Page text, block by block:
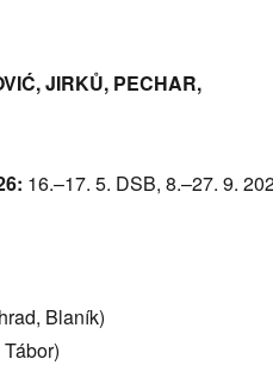
JIRKŮ, PECHAR,
16.–17. 5. DSB, 8.–27. 9.
Blaník)